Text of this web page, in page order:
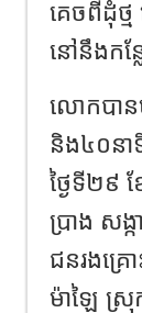
គេចពីដុំថ្
នៅនឹងកន្
លោកបាន
និង៤០នា
ថ្ងៃទី២៩
ប្រាង សង្
ជនរងគ្រ
ម៉ាឡៃ ស្